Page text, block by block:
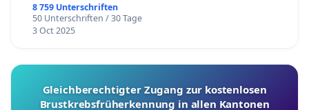
8 759 Unterschriften
50 Unterschriften / 30 Tage
3 Oct 2025
Gleichberechtigter Zugang zur kostenlosen
Brustkrebsfrüherkennung in allen Kantonen